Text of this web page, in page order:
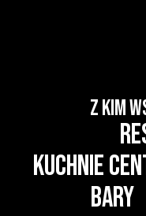
Z KIM
Kuchnie
Bary